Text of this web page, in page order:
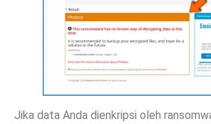
Jika data Anda dienkripsi oleh